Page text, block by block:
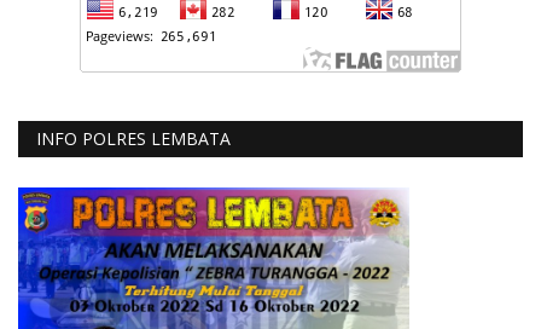
INFO POLRES LEMBATA